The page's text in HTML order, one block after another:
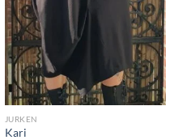
JURKEN
Kari